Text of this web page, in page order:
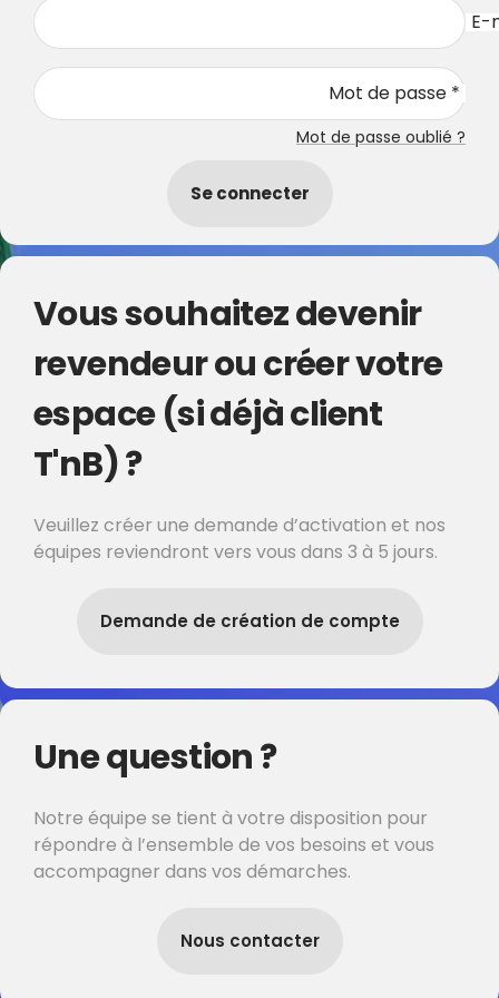
E-
Mot de passe *
Mot de passe oublié ?
Se connecter
Vous souhaitez devenir
revendeur ou créer votre
espace (si déjà client
T'nB) ?
Veuillez créer une demande d’activation et nos
équipes reviendront vers vous dans 3 à 5 jours.
Demande de création de compte
Une question ?
Notre équipe se tient à votre disposition pour
répondre à l’ensemble de vos besoins et vous
accompagner dans vos démarches.
Nous contacter